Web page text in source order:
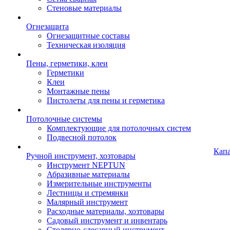
Стеновые материалы
Огнезащита
Огнезащитные составы
Техническая изоляция
Пены, герметики, клеи
Герметики
Клеи
Монтажные пены
Пистолеты для пены и герметика
Потолочные системы
Комплектующие для потолочных систем
Подвесной потолок
Ручной инструмент, хозтовары
Инструмент NEPTUN
Абразивные материалы
Измерительные инструменты
Лестницы и стремянки
Малярный инструмент
Расходные материалы, хозтовары
Садовый инструмент и инвентарь